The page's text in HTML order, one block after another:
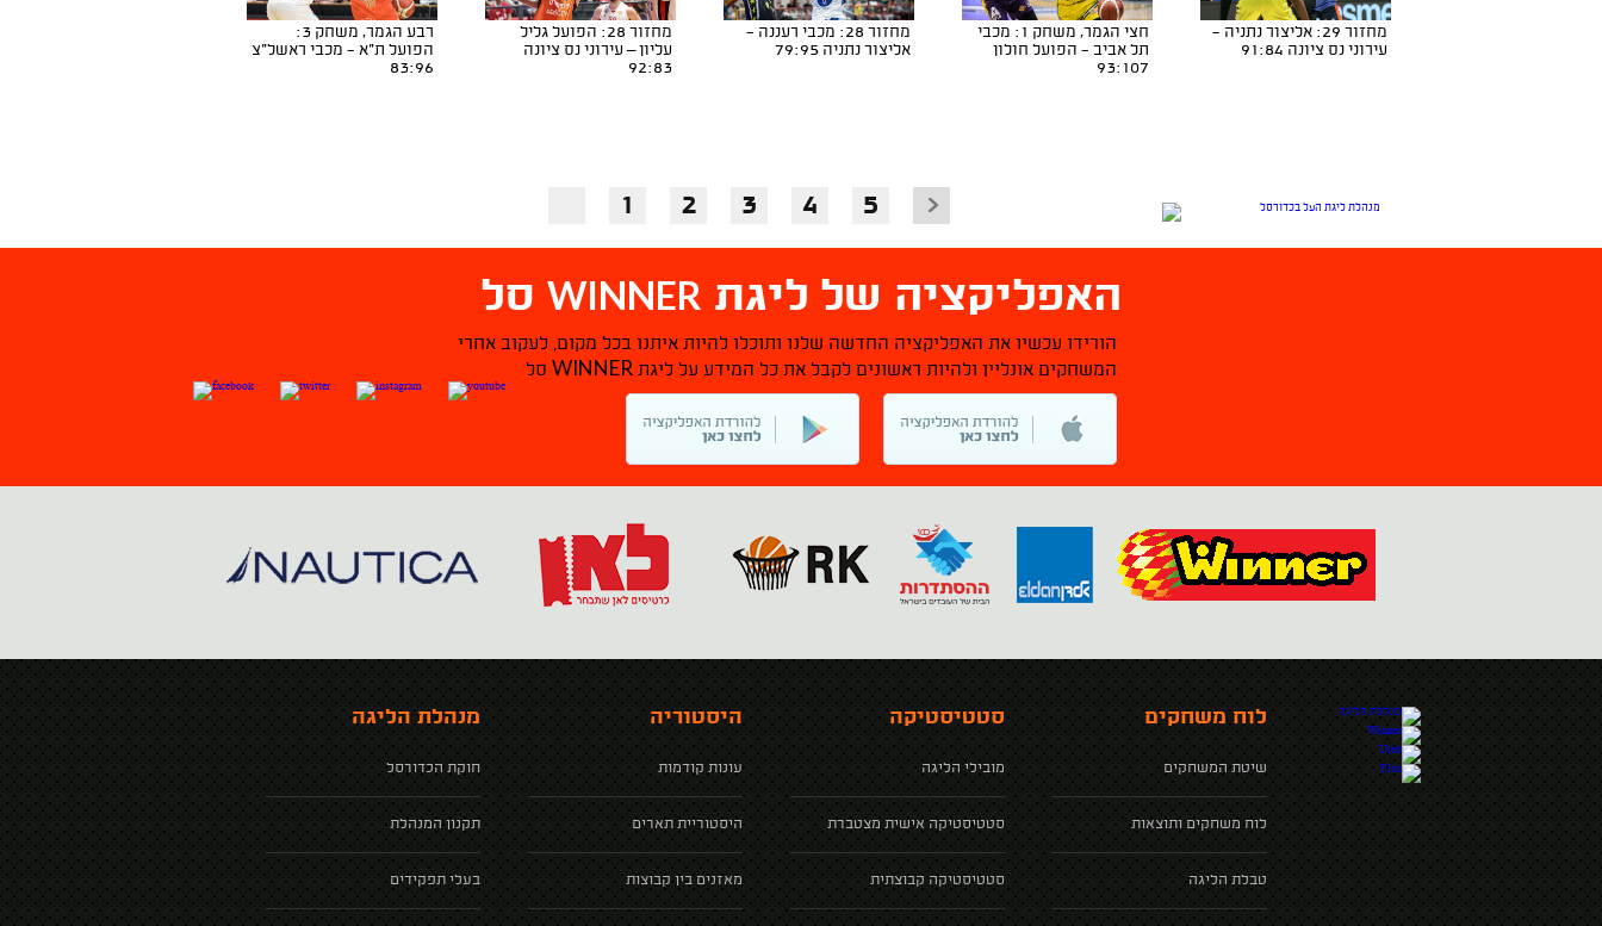
מחזור 29: אליצור נתניה -
עירוני נס ציונה 91:84
חצי הגמר, משחק 1: מכבי
תל אביב - הפועל חולון
93:107
מחזור 28: מכבי רעננה -
אליצור נתניה 79:95
מחזור 28: הפועל גליל
עליון – עירוני נס ציונה
92:83
רבע הגמר, משחק 3:
הפועל ת"א - מכבי ראשל"צ
83:96
1 2 3 4 5
האפליקציה של ליגת WINNER סל
הורידו עכשיו את האפליקציה החדשה שלנו ותוכלו להיות איתנו בכל מקום, לעקוב אחרי
המשחקים אונליין ולהיות ראשונים לקבל את כל המידע על ליגת WINNER סל
לוח משחקים
שיטת המשחקים
לוח משחקים ותוצאות
טבלת הליגה
סטטיסטיקה
מובילי הליגה
סטטיסטיקה אישית מצטברת
סטטיסטיקה קבוצתית
היסטוריה
עונות קודמות
היסטוריית תארים
מאזנים בין קבוצות
מנהלת הליגה
חוקת הכדורסל
תקנון המנהלת
בעלי תפקידים